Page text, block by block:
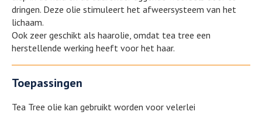
dringen. Deze olie stimuleert het afweersysteem van het
lichaam.
Ook zeer geschikt als haarolie, omdat tea tree een
herstellende werking heeft voor het haar.
Toepassingen
Tea Tree olie kan gebruikt worden voor velerlei